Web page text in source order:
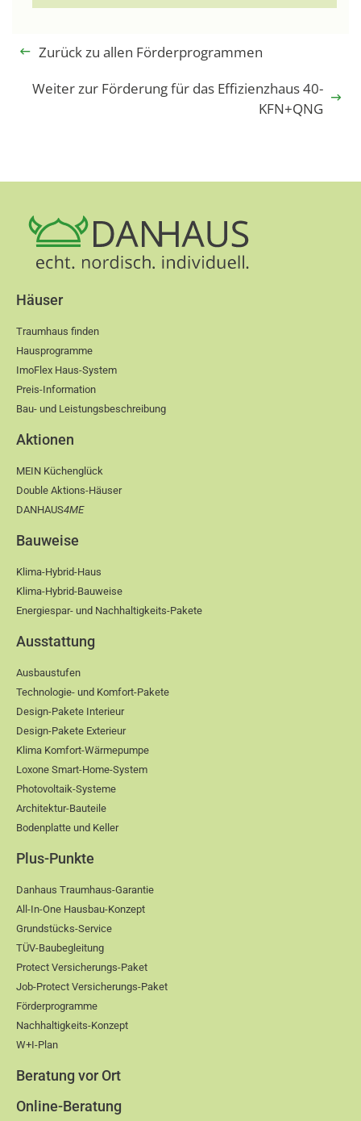
Zurück zu allen Förderprogrammen
Weiter zur Förderung für das Effizienzhaus 40-
KFN+QNG
Häuser
Traumhaus finden
Hausprogramme
ImoFlex Haus-System
Preis-Information
Bau- und Leistungsbeschreibung
Aktionen
MEIN Küchenglück
Double Aktions-Häuser
DANHAUS4ME
Bauweise
Klima-Hybrid-Haus
Klima-Hybrid-Bauweise
Energiespar- und Nachhaltigkeits-Pakete
Ausstattung
Ausbaustufen
Technologie- und Komfort-Pakete
Design-Pakete Interieur
Design-Pakete Exterieur
Klima Komfort-Wärmepumpe
Loxone Smart-Home-System
Photovoltaik-Systeme
Architektur-Bauteile
Bodenplatte und Keller
Plus-Punkte
Danhaus Traumhaus-Garantie
All-In-One Hausbau-Konzept
Grundstücks-Service
TÜV-Baubegleitung
Protect Versicherungs-Paket
Job-Protect Versicherungs-Paket
Förderprogramme
Nachhaltigkeits-Konzept
W+I-Plan
Beratung vor Ort
Online-Beratung